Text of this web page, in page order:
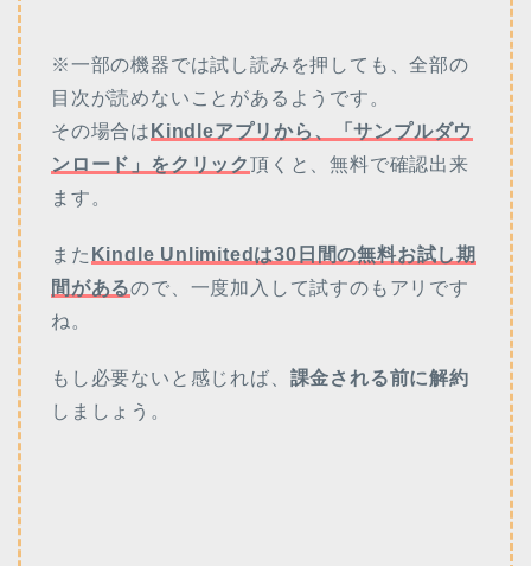
※一部の機器では試し読みを押しても、全部の
目次が読めないことがあるようです。
その場合は Kindleアプリから、「サンプルダウ
ンロード」をクリック頂くと、無料で確認出来
ます。
また Kindle Unlimitedは30日間の無料お試し期
間があるので、一度加入して試すのもアリです
ね。
もし必要ないと感じれば、 課金される前に解約
しましょう。